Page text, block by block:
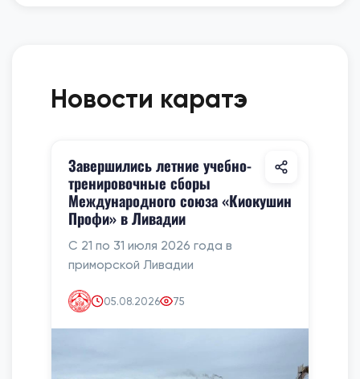
Новости каратэ
Завершились летние учебно-
тренировочные сборы
Международного союза «Киокушин
Профи» в Ливадии
С 21 по 31 июля 2026 года в
приморской Ливадии
05.08.2026 75